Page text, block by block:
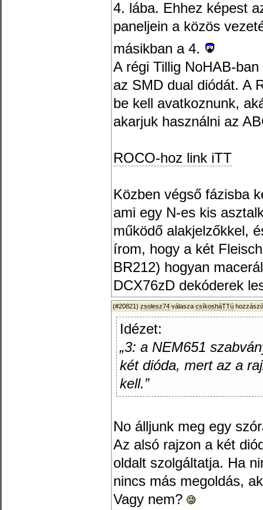
4. lába. Ehhez képest
paneljein a közös
másikban a 4.
A régi Tillig NoHAB-
az SMD dual diódát. A
be kell avatkoznunk,
akarjuk használni az
ROCO-hoz link iTT
Közben végső fázisba
ami egy N-es kis
működő alakjelzőkkel,
írom, hogy a két
BR212) hogyan
DCX76zD dekóderek
(#20821) zsolesz74 válasza csíkosháTTú
Idézet:
„3: a NEM651
két dióda, mert az a
kell.”
No álljunk meg egy
Az alsó rajzon a két
oldalt szolgáltatja. Ha
nincs más megoldás,
Vagy nem?